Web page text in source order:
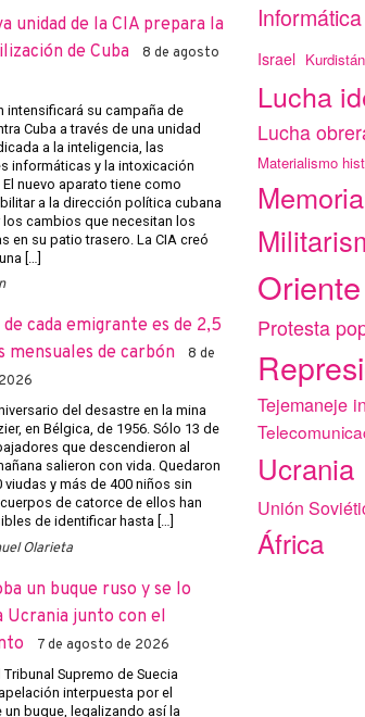
unidad de la CIA prepara la
de Cuba
8 de agosto
intensificará su campaña de
Cuba a través de una unidad
a la inteligencia, las
informáticas y la intoxicación
nuevo aparato tiene como
a la dirección política cubana
los cambios que necesitan los
en su patio trasero. La CIA creó
[…]
cada emigrante es de 2,5
mensuales de carbón
8 de
del desastre en la mina
en Bélgica, de 1956. Sólo 13 de
que descendieron al
salieron con vida. Quedaron
viudas y más de 400 niños sin
de catorce de ellos han
de identificar hasta […]
Olarieta
un buque ruso y se lo
Ucrania junto con el
7 de agosto de 2026
Tribunal Supremo de Suecia
interpuesta por el
un buque, legalizando así la
Informática
Israel Kurdistán
Lucha
Lucha
Materialismo
Protesta
Tejemaneje
Ucrania
Unión
África